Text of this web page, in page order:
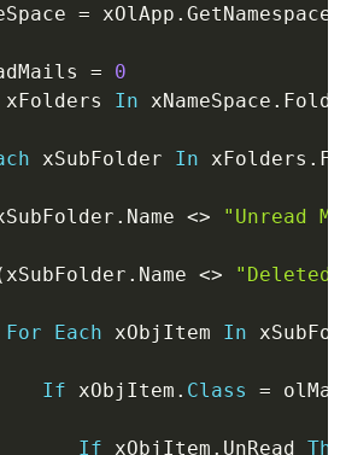
= xOlApp . GetNamespace
=
0
xFolders In xNameSpace .
xSubFolder In xFolders .
. Name <> "Unread
xSubFolder . Name <> "Deleted
For Each xObjItem In
If xObjItem . Class =
If xObjItem . UnRead